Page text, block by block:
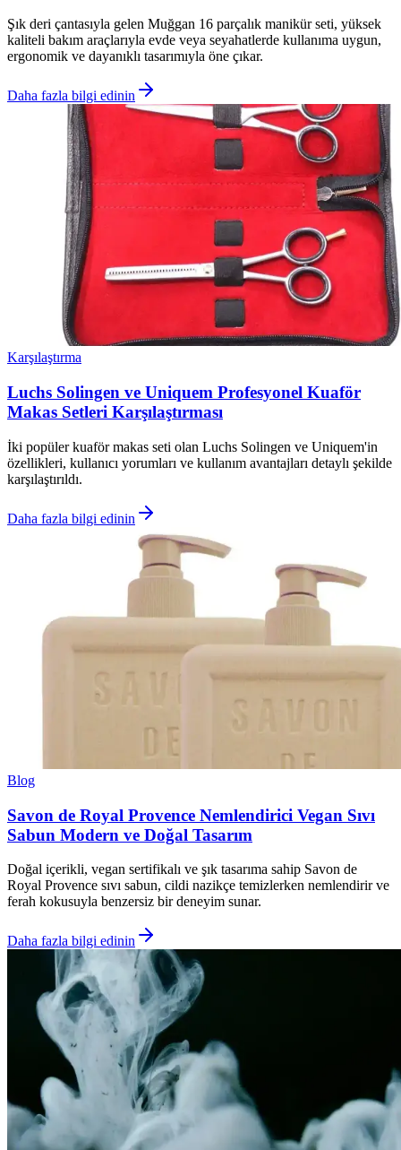
Şık deri çantasıyla gelen Muğgan 16 parçalık manikür seti, yüksek
kaliteli bakım araçlarıyla evde veya seyahatlerde kullanıma uygun,
ergonomik ve dayanıklı tasarımıyla öne çıkar.
Daha fazla bilgi edinin
Karşılaştırma
Luchs Solingen ve Uniquem Profesyonel Kuaför
Makas Setleri Karşılaştırması
İki popüler kuaför makas seti olan Luchs Solingen ve Uniquem'in
özellikleri, kullanıcı yorumları ve kullanım avantajları detaylı şekilde
karşılaştırıldı.
Daha fazla bilgi edinin
Blog
Savon de Royal Provence Nemlendirici Vegan Sıvı
Sabun Modern ve Doğal Tasarım
Doğal içerikli, vegan sertifikalı ve şık tasarıma sahip Savon de
Royal Provence sıvı sabun, cildi nazikçe temizlerken nemlendirir ve
ferah kokusuyla benzersiz bir deneyim sunar.
Daha fazla bilgi edinin